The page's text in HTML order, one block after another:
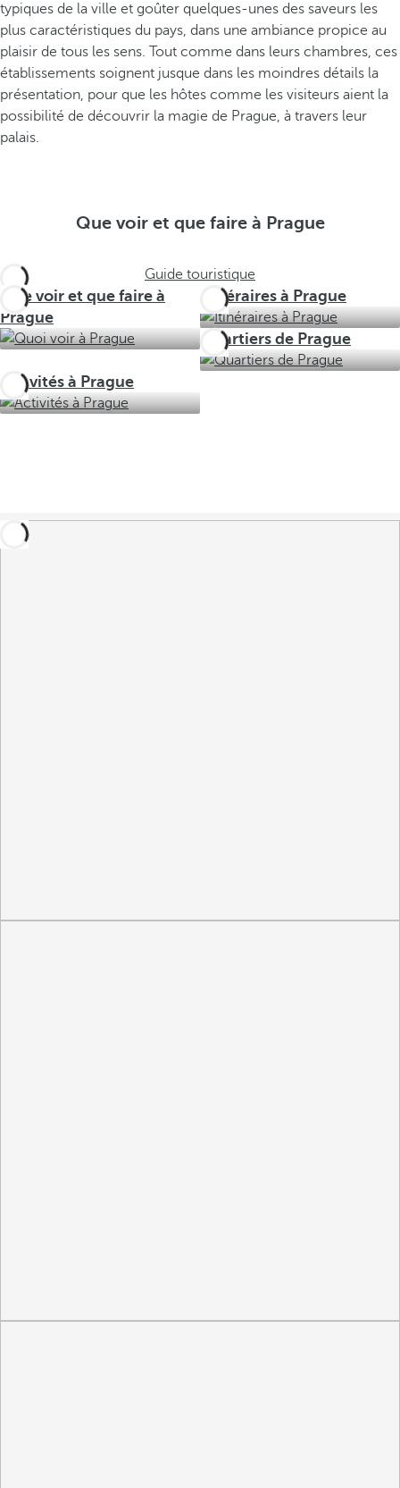
typiques de la ville et goûter quelques-unes des saveurs les
plus caractéristiques du pays, dans une ambiance propice au
plaisir de tous les sens. Tout comme dans leurs chambres, ces
établissements soignent jusque dans les moindres détails la
présentation, pour que les hôtes comme les visiteurs aient la
possibilité de découvrir la magie de Prague, à travers leur
palais.
Que voir et que faire à Prague
Guide touristique
Que voir et que faire à
Prague
Itinéraires à Prague
Quartiers de Prague
Activités à Prague